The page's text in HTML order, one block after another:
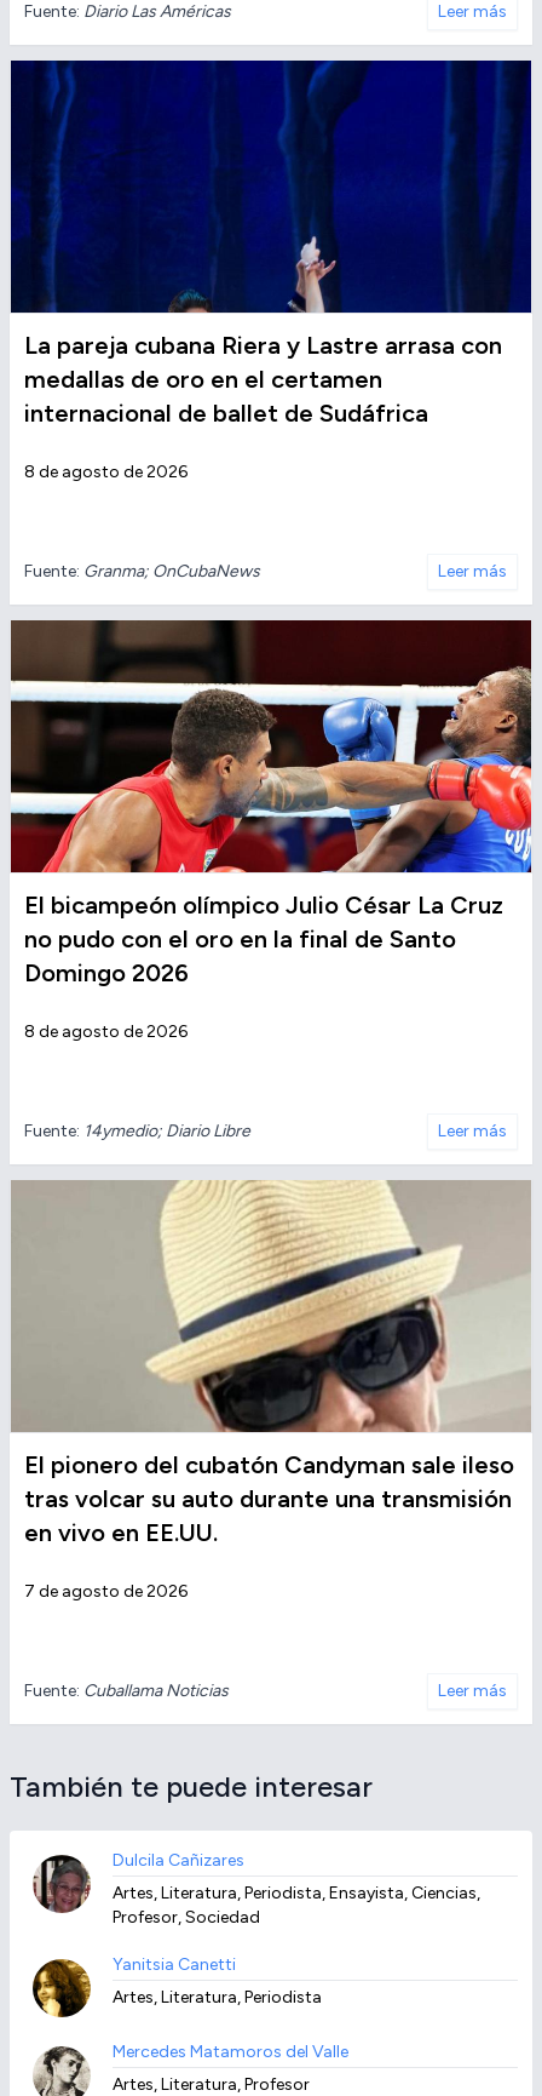
Fuente: Diario Las Américas Leer más
La pareja cubana Riera y Lastre arrasa con
medallas de oro en el certamen
internacional de ballet de Sudáfrica
8 de agosto de 2026
Fuente: Granma; OnCubaNews Leer más
El bicampeón olímpico Julio César La Cruz
no pudo con el oro en la final de Santo
Domingo 2026
8 de agosto de 2026
Fuente: 14ymedio; Diario Libre Leer más
El pionero del cubatón Candyman sale ileso
tras volcar su auto durante una transmisión
en vivo en EE.UU.
7 de agosto de 2026
Fuente: Cuballama Noticias Leer más
También te puede interesar
Dulcila Cañizares
Artes, Literatura, Periodista, Ensayista, Ciencias,
Profesor, Sociedad
Yanitsia Canetti
Artes, Literatura, Periodista
Mercedes Matamoros del Valle
Artes, Literatura, Profesor